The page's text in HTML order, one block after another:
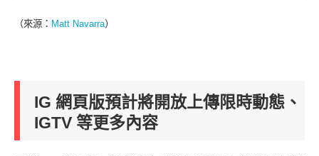
（來源： Matt Navarra）
IG 網頁版預計將開放上傳限時動態、
IGTV 等更多內容